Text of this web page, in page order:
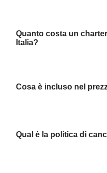
Quanto costa un
Italia?
Cosa è incluso nel
Qual è la politica di